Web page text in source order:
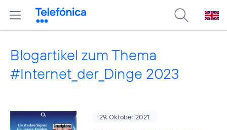
Blogartikel zum Thema
#Internet_der_Dinge 2023
29. Oktober 2021